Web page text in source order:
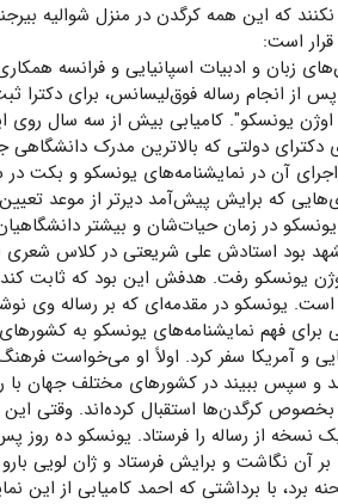
نکنند که این همه کرگدن در منزل شوالیه
است:
زبان و ادبیات اسپانیایی و فرانسه
از انجام رساله فوق‌لیسانس، برای دکترا
یونسکو". کامیابی بیش از سه سال روی
بلافاصله برای دکترای دولتی که بالاترین مدرک
آن در نمایشنامه‌های یونسکو و بکت در
که برایش پیش‌آمد دیرتر از موعد
در زمان حیات‌شان و بیشتر
بود استادش علی شریعتی در کلاس شعری
یونسکو رفت. هدفش این بود که ثابت
یونسکو در مقدمه‌ای که بر رساله وی
برای فهم نمایشنامه‌های یونسکو به کشورهای
و آمریکا سفر کرد. اولاً او می‌خواست
و سپس ببیند در کشورهای مختلف جهان با
کرگدن‌ها استقبال کرده‌اند. وقتی این
نسخه از رساله را فرستاد. یونسکو ده روز
آن نگاشت و برایش فرستاد و ژان لویی بارو
را روی صحنه برد، با برداشتی که احمد کامیابی از این